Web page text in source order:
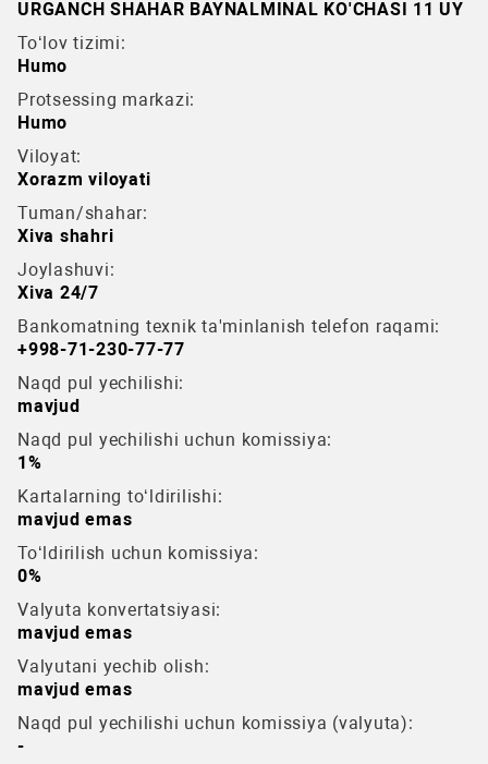
URGANCH SHAHAR BAYNALMINAL KO'CHASI 11 UY
To‘lov tizimi:
Humo
Protsessing markazi:
Humo
Viloyat:
Xorazm viloyati
Tuman/shahar:
Xiva shahri
Joylashuvi:
Xiva 24/7
Bankomatning texnik ta'minlanish telefon raqami:
+998-71-230-77-77
Naqd pul yechilishi:
mavjud
Naqd pul yechilishi uchun komissiya:
1%
Kartalarning to‘ldirilishi:
mavjud emas
To‘ldirilish uchun komissiya:
0%
Valyuta konvertatsiyasi:
mavjud emas
Valyutani yechib olish:
mavjud emas
Naqd pul yechilishi uchun komissiya (valyuta):
-